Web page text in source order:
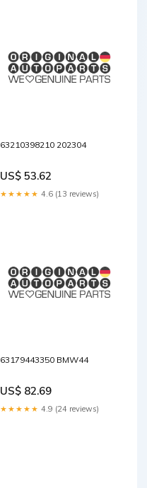
63210398210 202304
US$ 53.62
★★★★★ 4.6 (13 reviews)
63179443350 BMW44
US$ 82.69
★★★★★ 4.9 (24 reviews)